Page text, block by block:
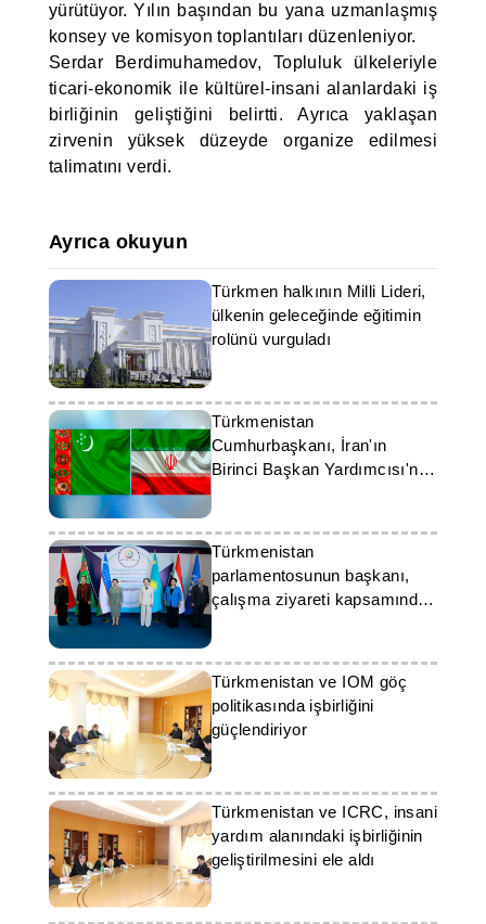
yürütüyor. Yılın başından bu yana uzmanlaşmış
konsey ve komisyon toplantıları düzenleniyor.
Serdar Berdimuhamedov, Topluluk ülkeleriyle
ticari-ekonomik ile kültürel-insani alanlardaki iş
birliğinin geliştiğini belirtti. Ayrıca yaklaşan
zirvenin yüksek düzeyde organize edilmesi
talimatını verdi.
Ayrıca okuyun
Türkmen halkının Milli Lideri,
ülkenin geleceğinde eğitimin
rolünü vurguladı
Türkmenistan
Cumhurbaşkanı, İran'ın
Birinci Başkan Yardımcısı'nı
kabul etti
Türkmenistan
parlamentosunun başkanı,
çalışma ziyareti kapsamında
Türkmenistan ve IOM göç
politikasında işbirliğini
güçlendiriyor
Türkmenistan ve ICRC, insani
yardım alanındaki işbirliğinin
geliştirilmesini ele aldı